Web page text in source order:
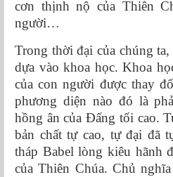
cơn thịnh nộ của Thiên
người…
Trong thời đại của chúng
dựa vào khoa học. Khoa
của con người được thay
phương diện nào đó là
hồng ân của Đấng tối cao.
bản chất tự cao, tự đại đã
tháp Babel lòng kiêu hãnh
của Thiên Chúa. Chủ